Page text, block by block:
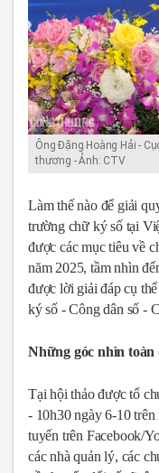
Ông Đặng Hoàng Hải -
thương - Ảnh: CTV
Làm thế nào để giải
trường chữ ký số tại
được các mục tiêu về
năm 2025, tầm nhìn
được lời giải đáp cụ
ký số - Công dân số -
Những góc nhìn toàn
Tại hội thảo được tổ
- 10h30 ngày 6-10
tuyến trên Facebook/
các nhà quản lý, các